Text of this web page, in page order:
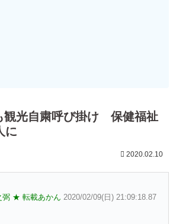
観光自粛呼び掛け 保健福祉
に
2020.02.10
弼 ★ 転載あかん 2020/02/09(日) 21:09:18.87